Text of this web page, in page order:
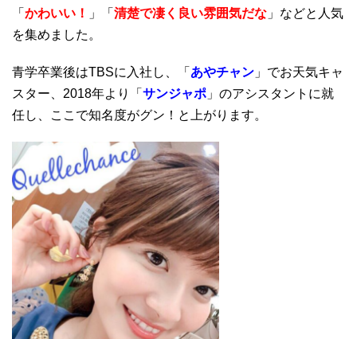
「 かわいい！ 」「 清楚で凄く良い雰囲気だな 」などと人気
を集めました。
青学卒業後はTBSに入社し、「 あやチャン 」でお天気キャ
スター、2018年より「 サンジャポ 」のアシスタントに就
任し、ここで知名度がグン！と上がります。